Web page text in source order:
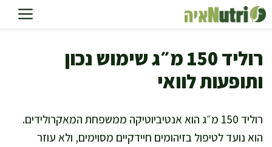
לדלג
לתוכן
רוליד 150 מ״ג שימוש נכון
ותופעות לוואי
רוליד 150 מ״ג הוא אנטיביוטיקה ממשפחת המאקרולידים.
הוא נועד לטיפול בזיהומים חיידקיים מסוימים, ולא עוזר